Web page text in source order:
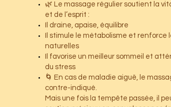
🌿 Le massage régulier soutient la
et de l’esprit :
Il draine, apaise, équilibre
Il stimule le métabolisme et renforce
naturelles
Il favorise un meilleur sommeil et
du stress
🌀 En cas de maladie aiguë, le
contre-indiqué.
Mais une fois la tempête passée, il